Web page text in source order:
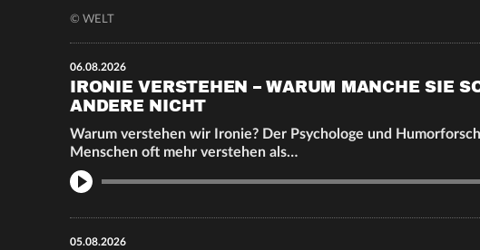
© WELT
06.08.2026
IRONIE VERSTEHEN – WARUM MANCHE SIE
ANDERE NICHT
Warum verstehen wir Ironie? Der Psychologe und
Menschen oft mehr verstehen als…
05.08.2026